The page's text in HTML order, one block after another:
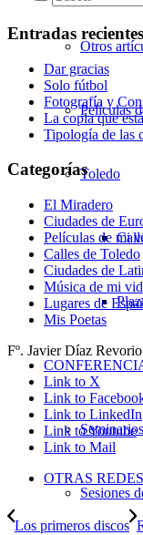
Otros
Películas
Toledo
Sesiones
Entradas recientes
Dar gracias
Solo fútbol
Fotografía y
La copla que
Tipología de las
Categorías
El Miradero
Ciudades de
Películas de mi
Calles de Toledo
Ciudades de
Música de mi
Lugares de
Mis Poetas
Fº. Javier Díaz Revorio
Link to X
Link to
Link to LinkedIn
Link to Youtube
Link to Mail
OTRAS REDES
Los primeros discos